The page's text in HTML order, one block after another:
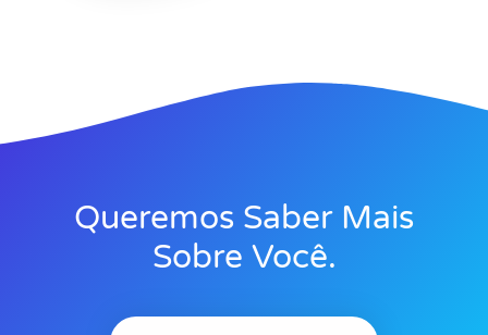
Queremos Saber Mais
Sobre Você.